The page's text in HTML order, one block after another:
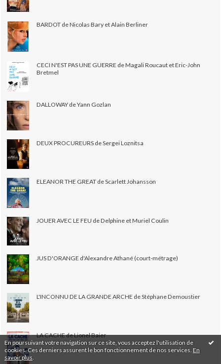
En poursuivant votre navigation sur ce site, vous acceptez l'utilisation de
cookies. Ces derniers assurent le bon fonctionnement de nos services. En
savoir plus
BARDOT de Nicolas Bary et Alain Berliner
CECI N'EST PAS UNE GUERRE de Magali Roucaut et Eric-John
Bretmel
DALLOWAY de Yann Gozlan
DEUX PROCUREURS de Sergei Loznitsa
ELEANOR THE GREAT de Scarlett Johansson
JOUER AVEC LE FEU de Delphine et Muriel Coulin
JUS D'ORANGE d'Alexandre Athané (court-métrage)
L'INCONNU DE LA GRANDE ARCHE de Stéphane Demoustier
LA CACHE de Lionel Baier